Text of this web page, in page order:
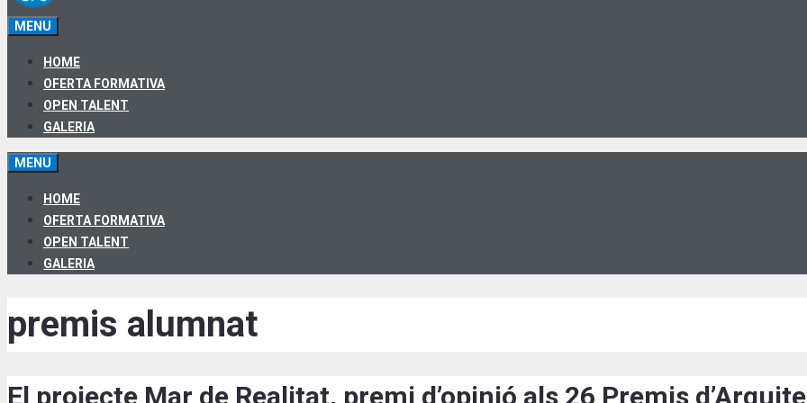
MENU
HOME
OFERTA FORMATIVA
OPEN TALENT
GALERIA
MENU
HOME
OFERTA FORMATIVA
OPEN TALENT
GALERIA
premis alumnat
El projecte Mar de Realitat, premi d’opinió als 26 Premis